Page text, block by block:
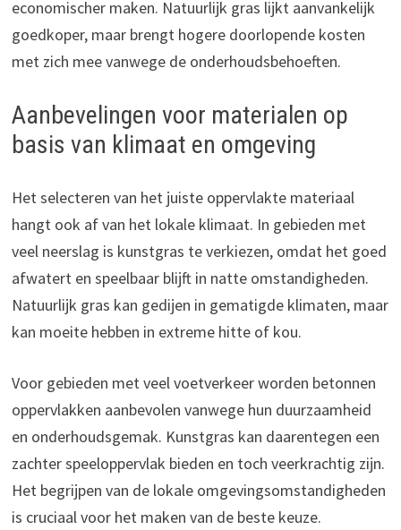
economischer maken. Natuurlijk gras lijkt aanvankelijk
goedkoper, maar brengt hogere doorlopende kosten
met zich mee vanwege de onderhoudsbehoeften.
Aanbevelingen voor materialen op
basis van klimaat en omgeving
Het selecteren van het juiste oppervlakte materiaal
hangt ook af van het lokale klimaat. In gebieden met
veel neerslag is kunstgras te verkiezen, omdat het goed
afwatert en speelbaar blijft in natte omstandigheden.
Natuurlijk gras kan gedijen in gematigde klimaten, maar
kan moeite hebben in extreme hitte of kou.
Voor gebieden met veel voetverkeer worden betonnen
oppervlakken aanbevolen vanwege hun duurzaamheid
en onderhoudsgemak. Kunstgras kan daarentegen een
zachter speeloppervlak bieden en toch veerkrachtig zijn.
Het begrijpen van de lokale omgevingsomstandigheden
is cruciaal voor het maken van de beste keuze.